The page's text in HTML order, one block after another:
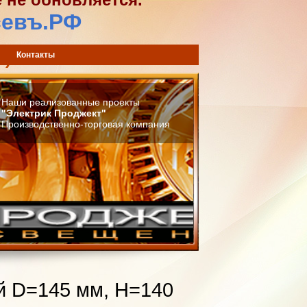
42-02
Контакты
Наши реализованные проекты
"Электрик Проджект"
Производственно-торговая компания
D=145 мм, Н=140